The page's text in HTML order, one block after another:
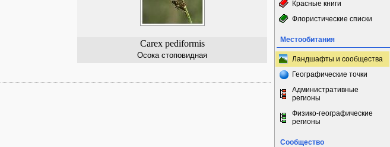
Carex pediformis
Осока стоповидная
Красные книги
Флористические списки
Местообитания
Ландшафты и сообщества
Географические точки
Административные
регионы
Физико-географические
регионы
Сообщество